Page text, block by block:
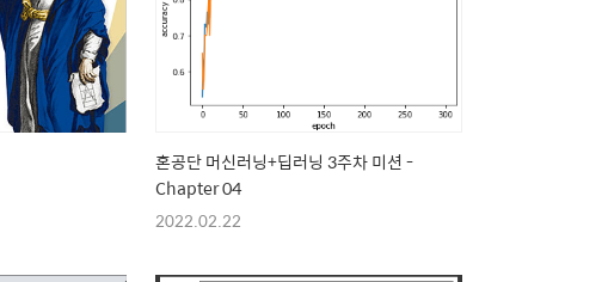
혼공단 머신러닝+딥러닝 3주차 미션 -
Chapter 04
2022.02.22